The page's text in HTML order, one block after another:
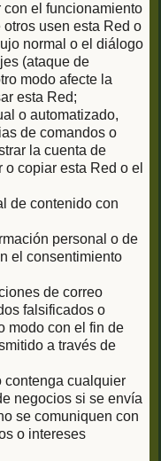
con el funcionamiento
usen esta Red o
normal o el diálogo
(ataque de
modo afecte la
esta Red;
o automatizado,
de comandos o
la cuenta de
copiar esta Red o el
de contenido con
personal o de
el consentimiento
de correo
falsificados o
modo con el fin de
a través de
contenga cualquier
negocios si se envía
se comuniquen con
o intereses